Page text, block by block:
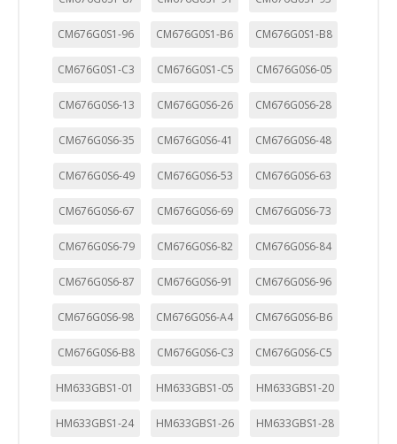
CM676G0S1-96 CM676G0S1-B6 CM676G0S1-B8
CM676G0S1-C3 CM676G0S1-C5 CM676G0S6-05
CM676G0S6-13 CM676G0S6-26 CM676G0S6-28
CM676G0S6-35 CM676G0S6-41 CM676G0S6-48
CM676G0S6-49 CM676G0S6-53 CM676G0S6-63
CM676G0S6-67 CM676G0S6-69 CM676G0S6-73
CM676G0S6-79 CM676G0S6-82 CM676G0S6-84
CM676G0S6-87 CM676G0S6-91 CM676G0S6-96
CM676G0S6-98 CM676G0S6-A4 CM676G0S6-B6
CM676G0S6-B8 CM676G0S6-C3 CM676G0S6-C5
HM633GBS1-01 HM633GBS1-05 HM633GBS1-20
HM633GBS1-24 HM633GBS1-26 HM633GBS1-28